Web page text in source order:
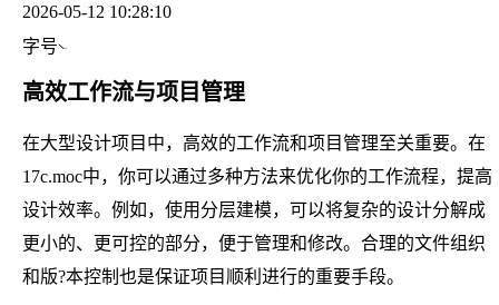
2026-05-12 10:28:10
字号
高效工作流与项目管理
在大型设计项目中，高效的工作流和项目管理至关重要。在
17c.moc中，你可以通过多种方法来优化你的工作流程，提高
设计效率。例如，使用分层建模，可以将复杂的设计分解成
更小的、更可控的部分，便于管理和修改。合理的文件组织
和版?本控制也是保证项目顺利进行的重要手段。